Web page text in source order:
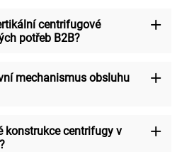
centrifugové
potřeb B2B?
mechanismus obsluhu
konstrukce centrifugy v